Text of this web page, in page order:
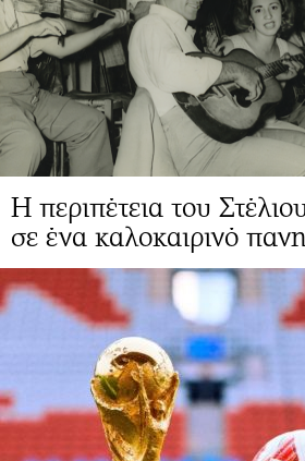
Η περιπέτεια του
σε ένα καλοκαιρινό